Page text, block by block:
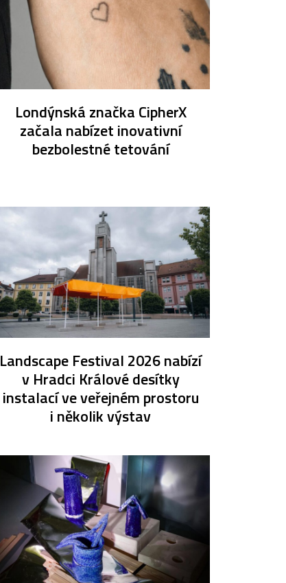
Londýnská značka CipherX
začala nabízet inovativní
bezbolestné tetování
Landscape Festival 2026 nabízí
v Hradci Králové desítky
instalací ve veřejném prostoru
i několik výstav